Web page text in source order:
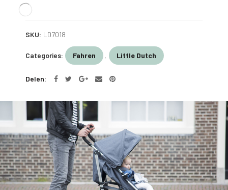
SKU: LD7018
Categories: Fahren , Little Dutch
Delen